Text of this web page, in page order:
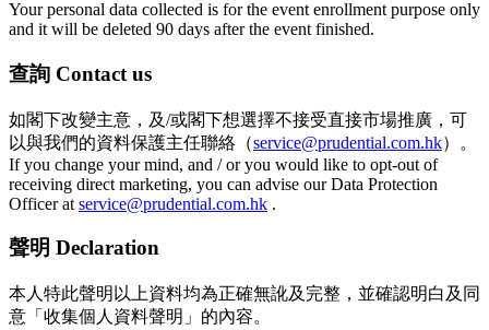
Your personal data collected is for the event enrollment purpose only
and it will be deleted 90 days after the event finished.
查詢 Contact us
如閣下改變主意，及/或閣下想選擇不接受直接市場推廣，可
以與我們的資料保護主任聯絡（service@prudential.com.hk）。
If you change your mind, and / or you would like to opt-out of
receiving direct marketing, you can advise our Data Protection
Officer at service@prudential.com.hk .
聲明 Declaration
本人特此聲明以上資料均為正確無訛及完整，並確認明白及同
意「收集個人資料聲明」的內容。